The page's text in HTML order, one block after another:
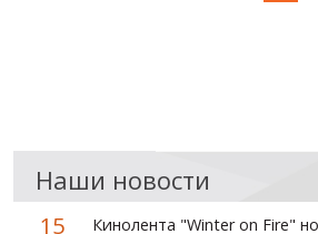
Наши новости
15 Кинолента "Winter on Fire"